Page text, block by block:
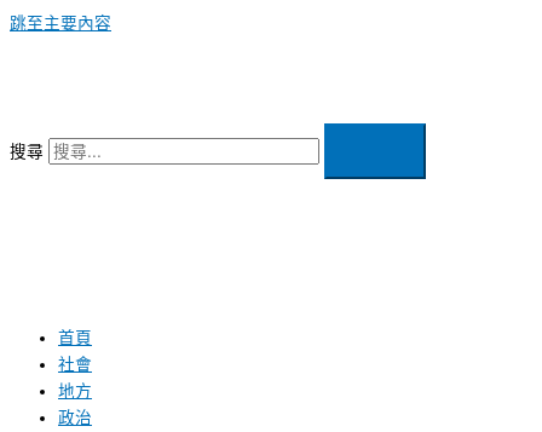
跳至主要內容
搜尋
首頁
社會
地方
政治